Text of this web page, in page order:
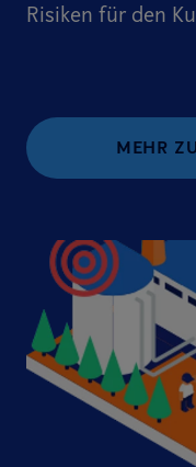
Risiken für den
MEHR